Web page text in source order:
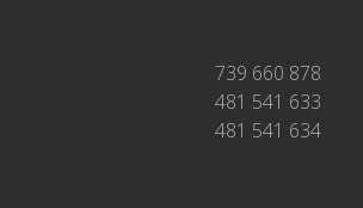
739 660 878
481 541 633
481 541 634